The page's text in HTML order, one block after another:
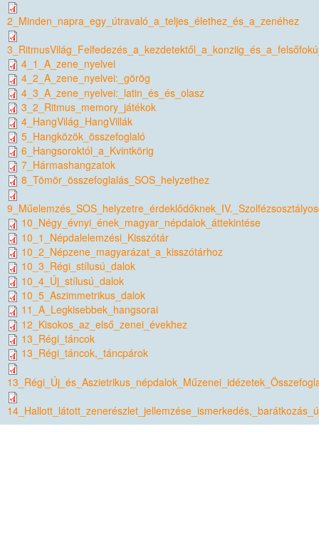
2_Minden_napra_egy_útravaló_a_teljes_élethez_és_a_zenéhez
4_1_A_zene_nyelvei
4_2_A_zene_nyelvei:_görög
4_3_A_zene_nyelvei:_latin_és_és_olasz
3_2_Ritmus_memory_játékok
4_HangVilág_HangVillák
5_Hangközök_összefoglaló
6_Hangsoroktól_a_Kvintkörig
7_Hármashangzatok
8_Tömör_összefoglalás_SOS_helyzethez
10_Négy_évnyi_ének_magyar_népdalok_áttekintése
10_1_Népdalelemzési_Kisszótár
10_2_Népzene_magyarázat_a_kisszótárhoz
10_3_Régi_stílusú_dalok
10_4_Új_stílusú_dalok
10_5_Aszimmetrikus_dalok
11_A_Legkisebbek_hangsorai
12_Kisokos_az_első_zenei_évekhez
13_Régi_táncok
13_Régi_táncok,_táncpárok